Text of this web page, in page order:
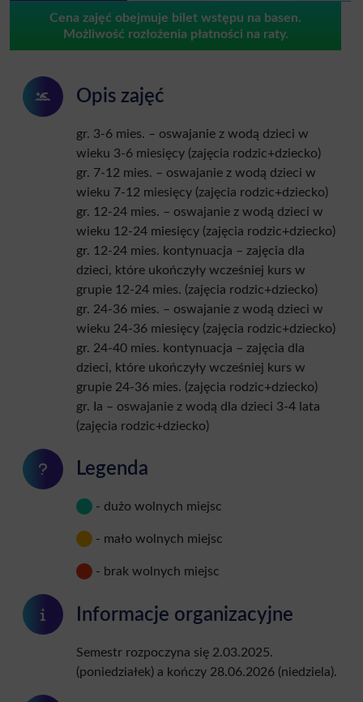
Cena zajęć obejmuje bilet wstępu na basen.
Możliwość rozłożenia płatności na raty.
Opis zajęć
gr. 3-6 mies. – oswajanie z wodą dzieci w
wieku 3-6 miesięcy (zajęcia rodzic+dziecko)
gr. 7-12 mies. – oswajanie z wodą dzieci w
wieku 7-12 miesięcy (zajęcia rodzic+dziecko)
gr. 12-24 mies. – oswajanie z wodą dzieci w
wieku 12-24 miesięcy (zajęcia rodzic+dziecko)
gr. 12-24 mies. kontynuacja – zajęcia dla
dzieci, które ukończyły wcześniej kurs w
grupie 12-24 mies. (zajęcia rodzic+dziecko)
gr. 24-36 mies. – oswajanie z wodą dzieci w
wieku 24-36 miesięcy (zajęcia rodzic+dziecko)
gr. 24-40 mies. kontynuacja – zajęcia dla
dzieci, które ukończyły wcześniej kurs w
grupie 24-36 mies. (zajęcia rodzic+dziecko)
gr. Ia – oswajanie z wodą dla dzieci 3-4 lata
(zajęcia rodzic+dziecko)
Legenda
- dużo wolnych miejsc
- mało wolnych miejsc
- brak wolnych miejsc
Informacje organizacyjne
Semestr rozpoczyna się 2.03.2025.
(poniedziałek) a kończy 28.06.2026 (niedziela).